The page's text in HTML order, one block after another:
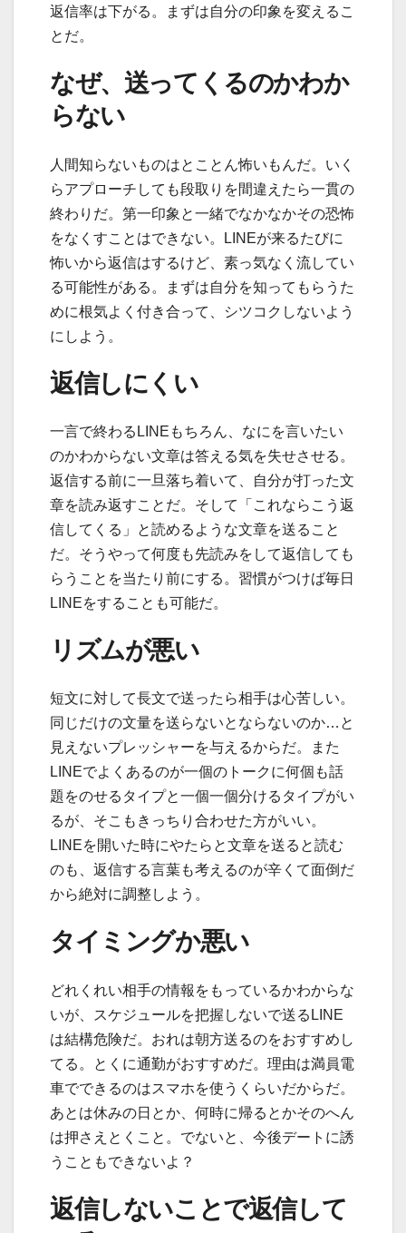
返信率は下がる。まずは自分の印象を変えるこ
とだ。
なぜ、送ってくるのかわか
らない
人間知らないものはとことん怖いもんだ。いく
らアプローチしても段取りを間違えたら一貫の
終わりだ。第一印象と一緒でなかなかその恐怖
をなくすことはできない。LINEが来るたびに
怖いから返信はするけど、素っ気なく流してい
る可能性がある。まずは自分を知ってもらうた
めに根気よく付き合って、シツコクしないよう
にしよう。
返信しにくい
一言で終わるLINEもちろん、なにを言いたい
のかわからない文章は答える気を失せさせる。
返信する前に一旦落ち着いて、自分が打った文
章を読み返すことだ。そして「これならこう返
信してくる」と読めるような文章を送ること
だ。そうやって何度も先読みをして返信しても
らうことを当たり前にする。習慣がつけば毎日
LINEをすることも可能だ。
リズムが悪い
短文に対して長文で送ったら相手は心苦しい。
同じだけの文量を送らないとならないのか…と
見えないプレッシャーを与えるからだ。また
LINEでよくあるのが一個のトークに何個も話
題をのせるタイプと一個一個分けるタイプがい
るが、そこもきっちり合わせた方がいい。
LINEを開いた時にやたらと文章を送ると読む
のも、返信する言葉も考えるのが辛くて面倒だ
から絶対に調整しよう。
タイミングか悪い
どれくれい相手の情報をもっているかわからな
いが、スケジュールを把握しないで送るLINE
は結構危険だ。おれは朝方送るのをおすすめし
てる。とくに通勤がおすすめだ。理由は満員電
車でできるのはスマホを使うくらいだからだ。
あとは休みの日とか、何時に帰るとかそのへん
は押さえとくこと。でないと、今後デートに誘
うこともできないよ？
返信しないことで返信して